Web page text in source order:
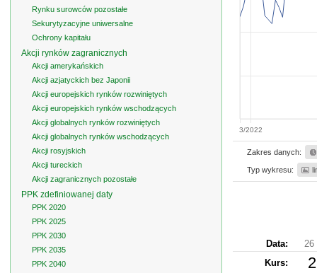
3/2022
Zakres danych:
Typ wykresu:
Data:
26
Kurs:
Rynku surowców pozostałe
Sekurytyzacyjne uniwersalne
Ochrony kapitału
Akcji rynków zagranicznych
Akcji amerykańskich
Akcji azjatyckich bez Japonii
Akcji europejskich rynków rozwiniętych
Akcji europejskich rynków wschodzących
Akcji globalnych rynków rozwiniętych
Akcji globalnych rynków wschodzących
Akcji rosyjskich
Akcji tureckich
Akcji zagranicznych pozostałe
PPK zdefiniowanej daty
PPK 2020
PPK 2025
PPK 2030
PPK 2035
PPK 2040